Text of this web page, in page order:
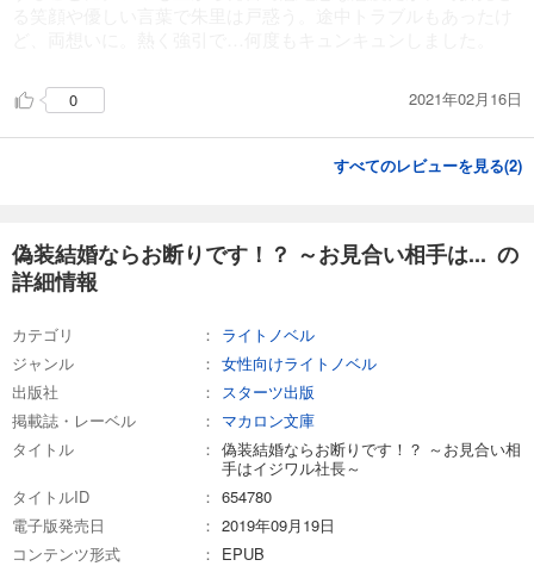
0 2021年02月16日
すべてのレビューを見る(2)
偽装結婚ならお断りです！？ ～お見合い相手は... の
詳細情報
カテゴリ
ライトノベル
ジャンル
女性向けライトノベル
出版社
スターツ出版
掲載誌・レーベル
マカロン文庫
タイトル
偽装結婚ならお断りです！？ ～お見合い相
手はイジワル社長～
タイトルID
654780
電子版発売日
2019年09月19日
コンテンツ形式
EPUB